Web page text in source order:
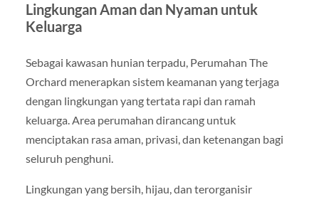
Lingkungan Aman dan Nyaman untuk
Keluarga
Sebagai kawasan hunian terpadu, Perumahan The
Orchard menerapkan sistem keamanan yang terjaga
dengan lingkungan yang tertata rapi dan ramah
keluarga. Area perumahan dirancang untuk
menciptakan rasa aman, privasi, dan ketenangan bagi
seluruh penghuni.
Lingkungan yang bersih, hijau, dan terorganisir